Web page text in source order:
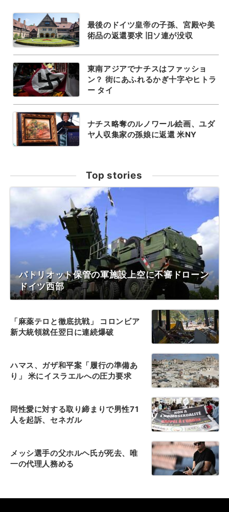
最後のドイツ皇帝の子孫、宮殿や美
術品の返還要求 旧ソ連が没収
東南アジアでナチスはファッショ
ン？ 街にあふれるかぎ十字やヒトラ
ー タイ
ナチス略奪のルノワール絵画、ユダ
ヤ人収集家の孫娘に返還 米NY
Top stories
パトリオット保管の軍施設上空に不審ドローン
ドイツ西部
「麻薬テロと徹底抗戦」 コロンビア
新大統領就任翌日に連続爆破
ハマス、ガザ和平案「履行の準備あ
り」 米にイスラエルへの圧力要求
同性愛に対する取り締まりで男性71
人を起訴、セネガル
メッシ選手の父ホルヘ氏が死去、唯
一の代理人務める